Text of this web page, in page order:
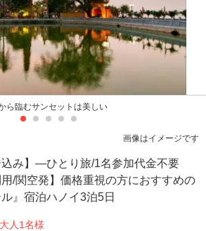
ら臨むサンセットは美しい
画像はイメージです
込み】―ひとり旅/1名参加代金不要
/関空発】価格重視の方におすすめの
』宿泊ハノイ3泊5日
人1名様